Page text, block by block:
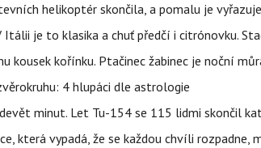
helikoptér skončila, a pomalu je
Itálii je to klasika a chuť předčí i citrónovku.
kousek kořínku. Ptačinec žabinec je noční
4 hlupáci dle astrologie
minut. Let Tu-154 se 115 lidmi skončil
která vypadá, že se každou chvíli rozpadne,